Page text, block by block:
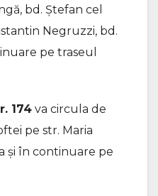
bd. Ștefan cel
Negruzzi, bd.
pe traseul
174 va circula de
pe str. Maria
și în continuare pe